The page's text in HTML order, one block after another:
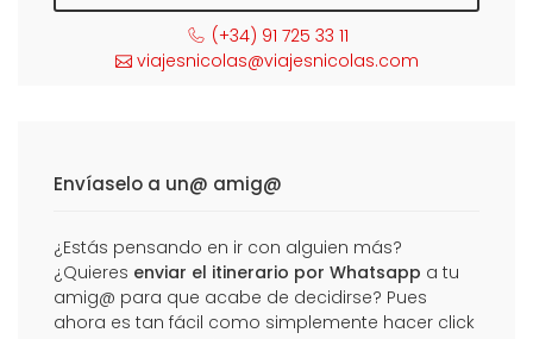
(+34) 91 725 33 11
viajesnicolas@viajesnicolas.com
Envíaselo a un@ amig@
¿Estás pensando en ir con alguien más?
¿Quieres enviar el itinerario por Whatsapp a tu
amig@ para que acabe de decidirse? Pues
ahora es tan fácil como simplemente hacer click